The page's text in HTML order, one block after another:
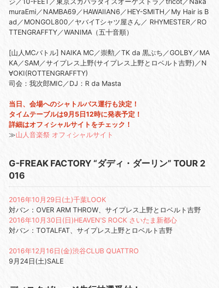
muraEmi／NAMBA69／HAWAIIAN6／HEY-SMITH／My Hair is B
ad／MONGOL800／ヤバイTシャツ屋さん／ RHYMESTER／RO
TTENGRAFFTY／WANIMA（五十音順）
[山人MCバトル] NAIKA MC／崇勲／TK da 黒ぶち／GOLBY／MA
KA／SAM／サイプレス上野(サイプレス上野とロベルト吉野)／N
∀OKI(ROTTENGRAFFTY)
司会：我次郎MIC／DJ：R da Masta
当日、会場へのシャトルバス運行も決定！
タイムテーブルは9月5日12時に発表予定！
詳細はオフィシャルサイトをチェック！
≫山人音楽祭 オフィシャルサイト
G-FREAK FACTORY “ダディ・ダーリン” TOUR 2
016
2016年10月29日(土)千葉LOOK
対バン：OVER ARM THROW、サイプレス上野とロベルト吉野
2016年10月30日(日)HEAVEN'S ROCK さいたま新都心
対バン：TOTALFAT、サイプレス上野とロベルト吉野
2016年12月16日(金)渋谷CLUB QUATTRO
9月24日(土)SALE